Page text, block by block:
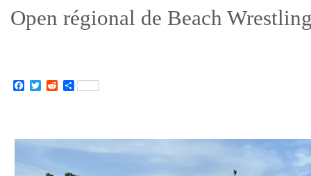
Open régional de Beach
Facebook
TwitterRedditPartager